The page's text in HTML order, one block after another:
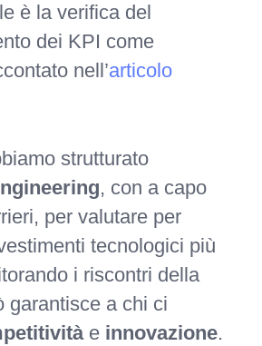
è la verifica del
dei KPI come
nell’articolo
strutturato
, con a capo
per valutare per
tecnologici più
i riscontri della
garantisce a chi ci
e innovazione.